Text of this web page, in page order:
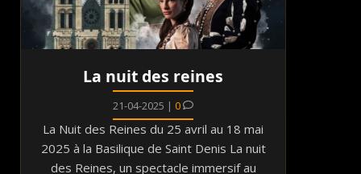
La nuit des reines
21-04-2025 | 0
La Nuit des Reines du 25 avril au 18 mai
2025 à la Basilique de Saint Denis La nuit
des Reines, un spectacle immersif au